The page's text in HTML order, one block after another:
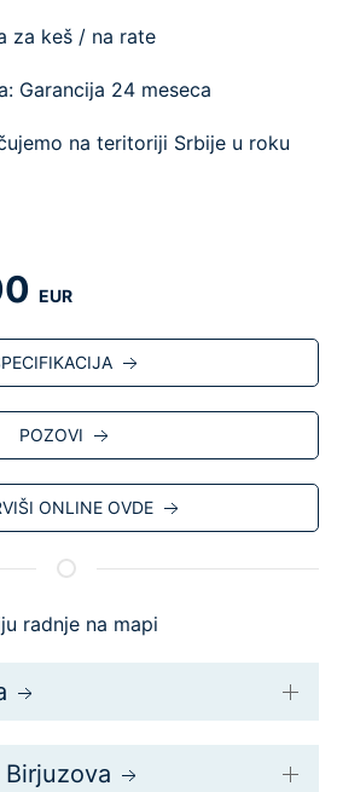
za keš / na rate
Garancija 24 meseca
na teritoriji Srbije u roku
EUR
POZOVI
ONLINE OVDE
radnje na mapi
Birjuzova